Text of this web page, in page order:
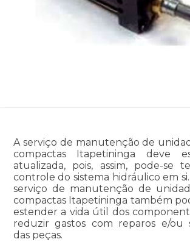
A serviço de manutenção de
compactas Itapetininga deve
atualizada, pois, assim, pode-se
controle do sistema hidráulico em si.
serviço de manutenção de
compactas Itapetininga também
estender a vida útil dos
reduzir gastos com reparos e/ou
das peças.